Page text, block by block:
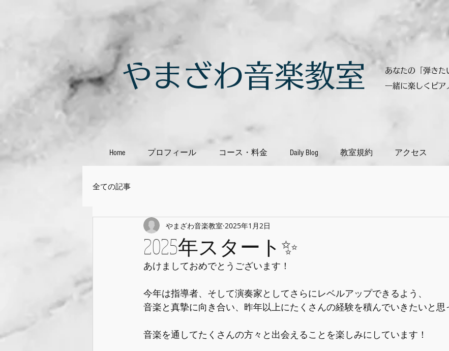
​やまざわ音楽教室
あなたの「弾きた
一緒に楽しくピア
Home プロフィール コース・料金 Daily Blog 教室規約 アクセス
全ての記事
2025年スタート✨
やまざわ音楽教室 2025年1月2日
あけましておめでとうございます！
今年は指導者、そして演奏家としてさらにレベルアップできるよう、
音楽と真摯に向き合い、昨年以上にたくさんの経験を積んでいきたいと思
音楽を通してたくさんの方々と出会えることを楽しみにしています！